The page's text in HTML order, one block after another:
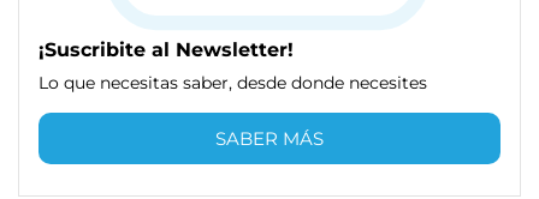
¡Suscribite al Newsletter!
Lo que necesitas saber, desde donde necesites
SABER MÁS